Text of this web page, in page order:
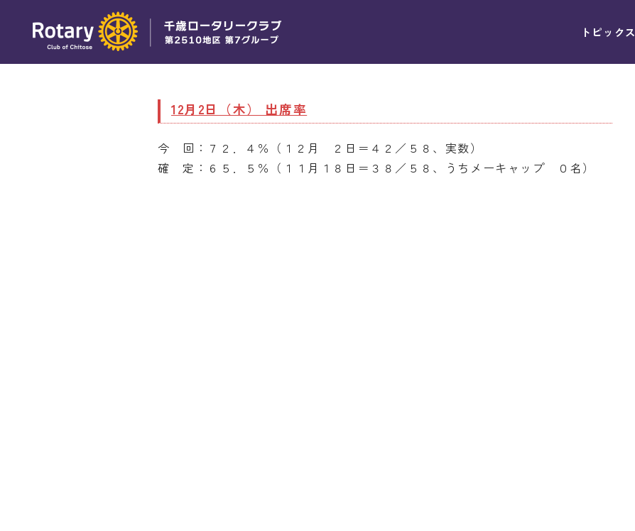
トピックス
12月2日（木） 出席率
今 回：７２．４％（１２月 ２日＝４２／５８、実数）
確 定：６５．５％（１１月１８日＝３８／５８、うちメーキャップ ０名）